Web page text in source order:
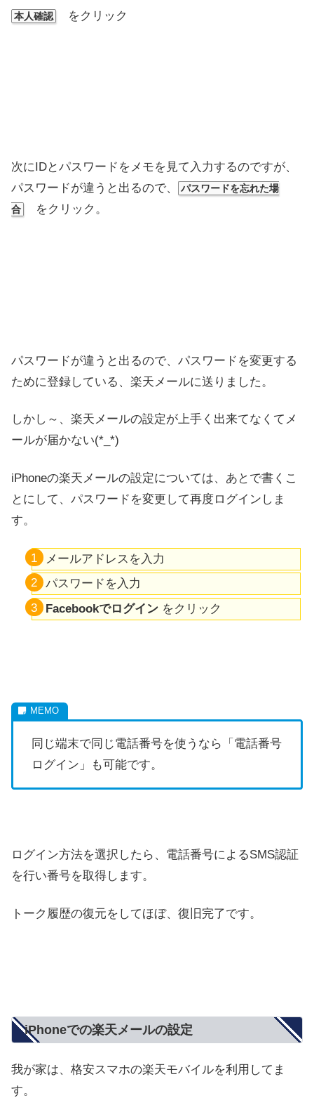
本人確認 をクリック
次にIDとパスワードをメモを見て入力するのですが、
パスワードが違うと出るので、
パスワードを忘れた場
合
をクリック。
パスワードが違うと出るので、パスワードを変更する
ために登録している、楽天メールに送りました。
しかし～、楽天メールの設定が上手く出来てなくてメ
ールが届かない(*_*)
iPhoneの楽天メールの設定については、あとで書くこ
とにして、パスワードを変更して再度ログインしま
す。
メールアドレスを入力
パスワードを入力
Facebookでログイン をクリック
同じ端末で同じ電話番号を使うなら「電話番号
ログイン」も可能です。
ログイン方法を選択したら、電話番号によるSMS認証
を行い番号を取得します。
トーク履歴の復元をしてほぼ、復旧完了です。
iPhoneでの楽天メールの設定
我が家は、格安スマホの楽天モバイルを利用してま
す。